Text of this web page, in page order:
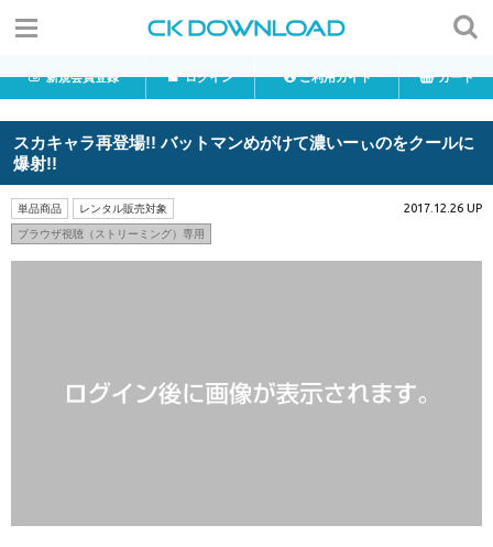
新規会員登録 ログイン ご利用ガイド カート
スカキャラ再登場!! バットマンめがけて濃いーぃのをクールに
爆射!!
単品商品 レンタル販売対象
ブラウザ視聴（ストリーミング）専用
2017.12.26 UP